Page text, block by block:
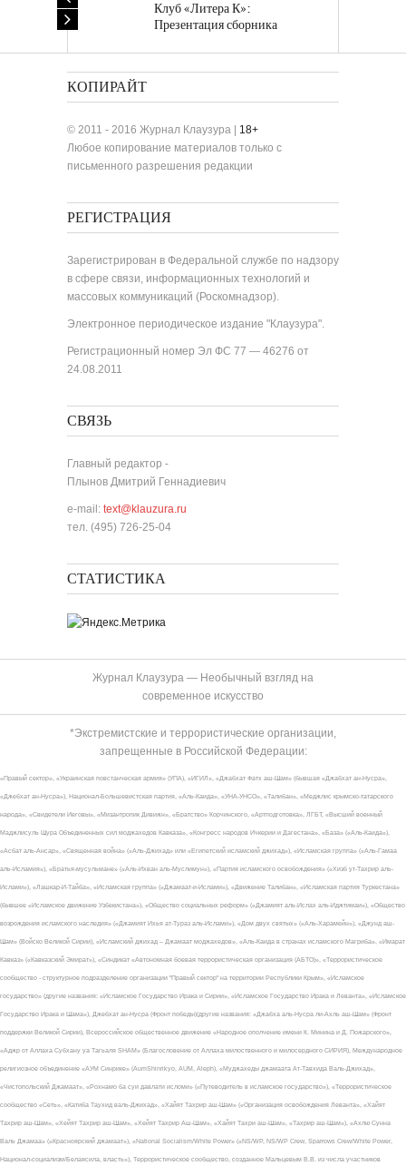
Клуб «Литера К»:
Презентация сборника
КОПИРАЙТ
© 2011 - 2016 Журнал Клаузура | 18+
Любое копирование материалов только с
письменного разрешения редакции
РЕГИСТРАЦИЯ
Зарегистрирован в Федеральной службе по надзору
в сфере связи, информационных технологий и
массовых коммуникаций (Роскомнадзор).
Электронное периодическое издание "Клаузура".
Регистрационный номер Эл ФС 77 — 46276 от
24.08.2011
СВЯЗЬ
Главный редактор -
Плынов Дмитрий Геннадиевич
e-mail: text@klauzura.ru
тел. (495) 726-25-04
СТАТИСТИКА
Журнал Клаузура — Необычный взгляд на
современное искусство
*Экстремистские и террористические организации,
запрещенные в Российской Федерации:
«Правый сектор», «Украинская повстанческая армия» (УПА), «ИГИЛ», «Джабхат Фатх аш-Шам» (бывшая «Джабхат ан-Нусра»,
«Джебхат ан-Нусра»), Национал-Большевистская партия, «Аль-Каида», «УНА-УНСО», «Талибан», «Меджлис крымско-татарского
народа», «Свидетели Иеговы», «Мизантропик Дивижн», «Братство» Корчинского, «Артподготовка», ЛГБТ, «Высший военный
Маджлисуль Шура Объединенных сил моджахедов Кавказа», «Конгресс народов Ичкерии и Дагестана», «База» («Аль-Каида»),
«Асбат аль-Ансар», «Священная война» («Аль-Джихад» или «Египетский исламский джихад»), «Исламская группа» («Аль-Гамаа
аль-Исламия»), «Братья-мусульмане» («Аль-Ихван аль-Муслимун»), «Партия исламского освобождения» («Хизб ут-Тахрир аль-
Ислами»), «Лашкар-И-Тайба», «Исламская группа» («Джамаат-и-Ислами»), «Движение Талибан», «Исламская партия Туркестана»
(бывшее «Исламское движение Узбекистана»), «Общество социальных реформ» («Джамият аль-Ислах аль-Иджтимаи»), «Общество
возрождения исламского наследия» («Джамият Ихья ат-Тураз аль-Ислами»), «Дом двух святых» («Аль-Харамейн»), «Джунд аш-
Шам» (Войско Великой Сирии), «Исламский джихад – Джамаат моджахедов», «Аль-Каида в странах исламского Магриба», «Имарат
Кавказ» («Кавказский Эмират»), «Синдикат «Автономная боевая террористическая организация (АБТО)», «Террористическое
сообщество - структурное подразделение организации "Правый сектор" на территории Республики Крым», «Исламское
государство» (другие названия: «Исламское Государство Ирака и Сирии», «Исламское Государство Ирака и Леванта», «Исламское
Государство Ирака и Шама»), Джебхат ан-Нусра (Фронт победы)(другие названия: «Джабха аль-Нусра ли-Ахль аш-Шам» (Фронт
поддержки Великой Сирии), Всероссийское общественное движение «Народное ополчение имени К. Минина и Д. Пожарского»,
«Аджр от Аллаха Субхану уа Тагьаля SHAM» (Благословение от Аллаха милоственного и милосердного СИРИЯ), Международное
религиозное объединение «АУМ Синрике» (AumShinrikyo, AUM, Aleph), «Муджахеды джамаата Ат-Тавхида Валь-Джихад»,
«Чистопольский Джамаат», «Рохнамо ба суи давлати исломи» («Путеводитель в исламское государство»), «Террористическое
сообщество «Сеть», «Катиба Таухид валь-Джихад», «Хайят Тахрир аш-Шам» («Организация освобождения Леванта», «Хайят
Тахрир аш-Шам», «Хейят Тахрир аш-Шам», «Хейят Тахрир Аш-Шам», «Хайят Тахри аш-Шам», «Тахрир аш-Шам»), «Ахлю Сунна
Валь Джамаа» («Красноярский джамаат»), «National Socialism/White Power» («NS/WP, NS/WP Crew, Sparrows Crew/White Power,
Национал-социализм/Белаясила, власть»), Террористическое сообщество, созданное Мальцевым В.В. из числа участников